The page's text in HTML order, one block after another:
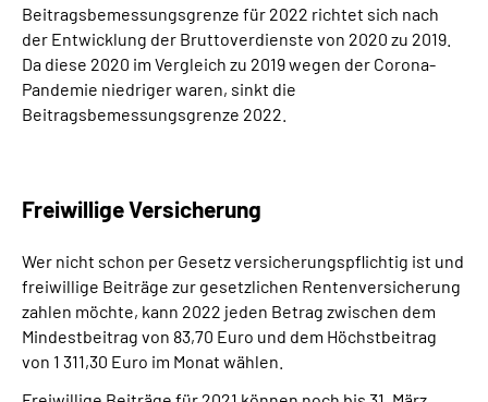
Beitragsbemessungsgrenze für 2022 richtet sich nach
der Entwicklung der Bruttoverdienste von 2020 zu 2019.
Da diese 2020 im Vergleich zu 2019 wegen der Corona-
Pandemie niedriger waren, sinkt die
Beitragsbemessungsgrenze 2022.
Freiwillige Versicherung
Wer nicht schon per Gesetz versicherungspflichtig ist und
freiwillige Beiträge zur gesetzlichen Rentenversicherung
zahlen möchte, kann 2022 jeden Betrag zwischen dem
Mindestbeitrag von 83,70 Euro und dem Höchstbeitrag
von 1 311,30 Euro im Monat wählen.